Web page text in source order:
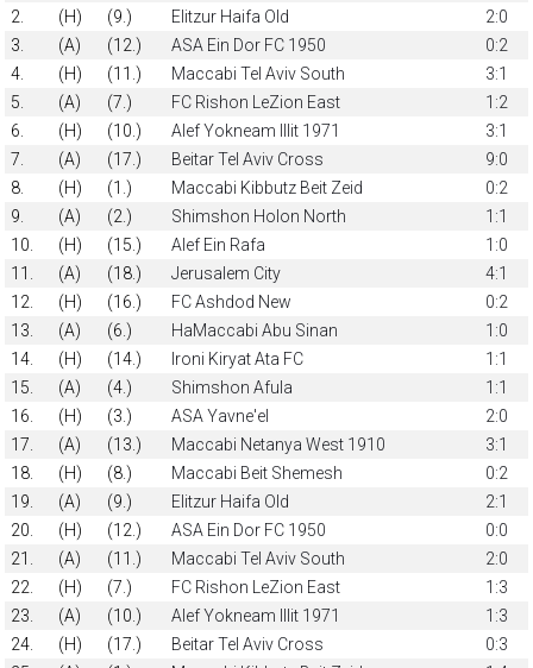
2.
(H) (9.) Elitzur Haifa Old
2:0
3.
(A) (12.) ASA Ein Dor FC 1950
0:2
4.
(H) (11.) Maccabi Tel Aviv South
3:1
5.
(A) (7.) FC Rishon LeZion East
1:2
6.
(H) (10.) Alef Yokneam Illit 1971
3:1
7.
(A) (17.) Beitar Tel Aviv Cross
9:0
8.
(H) (1.) Maccabi Kibbutz Beit Zeid
0:2
9.
(A) (2.) Shimshon Holon North
1:1
10.
(H) (15.) Alef Ein Rafa
1:0
11.
(A) (18.) Jerusalem City
4:1
12.
(H) (16.) FC Ashdod New
0:2
13.
(A) (6.) HaMaccabi Abu Sinan
1:0
14.
(H) (14.) Ironi Kiryat Ata FC
1:1
15.
(A) (4.) Shimshon Afula
1:1
16.
(H) (3.) ASA Yavne'el
2:0
17.
(A) (13.) Maccabi Netanya West 1910
3:1
18.
(H) (8.) Maccabi Beit Shemesh
0:2
19.
(A) (9.) Elitzur Haifa Old
2:1
20.
(H) (12.) ASA Ein Dor FC 1950
0:0
21.
(A) (11.) Maccabi Tel Aviv South
2:0
22.
(H) (7.) FC Rishon LeZion East
1:3
23.
(A) (10.) Alef Yokneam Illit 1971
1:3
24.
(H) (17.) Beitar Tel Aviv Cross
0:3